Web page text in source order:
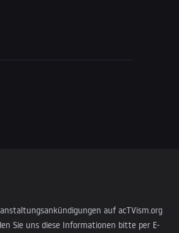
auf acTVism.org
Sie uns diese Informationen bitte per E-